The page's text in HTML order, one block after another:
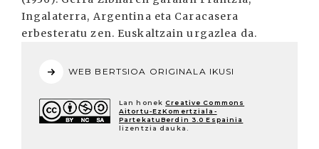
Ingalaterra, Argentina eta Caracasera
erbesteratu zen. Euskaltzain urgazlea da.
WEB BERTSIOA ORIGINALA IKUSI
Lan honek Creative Commons
Aitortu-EzKomertziala-
PartekatuBerdin 3.0 Espainia
lizentzia dauka.